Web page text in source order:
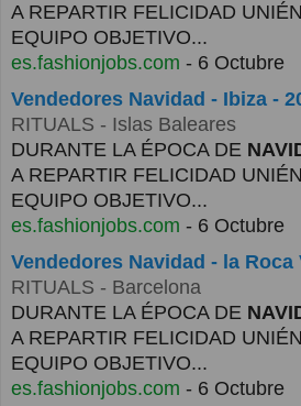
A REPARTIR FELICIDAD
EQUIPO OBJETIVO...
es.fashionjobs.com - 6 Octubre
Vendedores Navidad - Ibiza -
RITUALS - Islas Baleares
DURANTE LA ÉPOCA DE
A REPARTIR FELICIDAD
EQUIPO OBJETIVO...
es.fashionjobs.com - 6 Octubre
Vendedores Navidad - la Roca
RITUALS - Barcelona
DURANTE LA ÉPOCA DE
A REPARTIR FELICIDAD
EQUIPO OBJETIVO...
es.fashionjobs.com - 6 Octubre